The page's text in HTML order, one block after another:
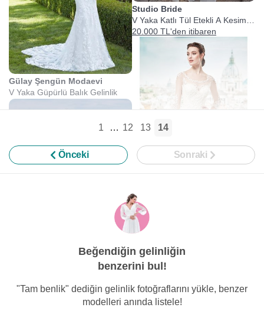
Gülay Şengün Modaevi
V Yaka Güpürlü Balık Gelinlik
Studio Bride
V Yaka Katlı Tül Etekli A Kesim
Gelinlik
20.000 TL'den itibaren
Pierre Cardin Wedding
İstanbul
İllüzyon Yaka Güpürlü Prenses
Gelinlik
1 … 12 13 14
Önceki Sonraki
Beğendiğin gelinliğin
benzerini bul!
"Tam benlik" dediğin gelinlik fotoğraflarını yükle, benzer
modelleri anında listele!